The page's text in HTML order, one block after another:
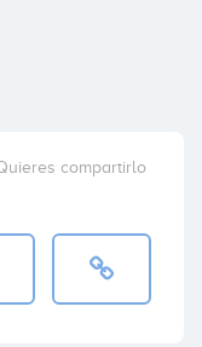
compartirlo